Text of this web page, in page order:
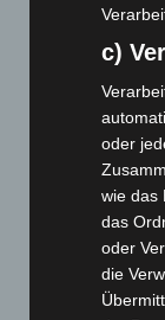
c)
oder
wie das
das
oder
die